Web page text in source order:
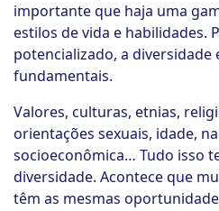
importante que haja uma
estilos de vida e habilidades.
potencializado, a diversidade
fundamentais.
Valores, culturas, etnias,
orientações sexuais, idade,
socioeconômica… Tudo isso
diversidade. Acontece que
têm as mesmas